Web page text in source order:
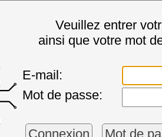
Veuillez entrer
ainsi que votre mot
E-mail:
Mot de passe:
Connexion Mot de
Visual Studio, le plus